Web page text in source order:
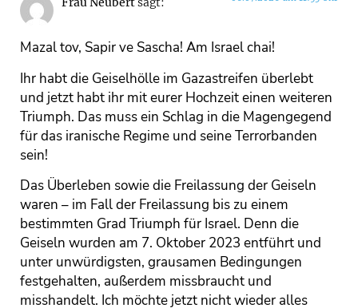
Frau Neubertsagt:
Mazal tov, Sapir ve Sascha! Am Israel chai!
Ihr habt die Geiselhölle im Gazastreifen überlebt
und jetzt habt ihr mit eurer Hochzeit einen weiteren
Triumph. Das muss ein Schlag in die Magengegend
für das iranische Regime und seine Terrorbanden
sein!
Das Überleben sowie die Freilassung der Geiseln
waren – im Fall der Freilassung bis zu einem
bestimmten Grad Triumph für Israel. Denn die
Geiseln wurden am 7. Oktober 2023 entführt und
unter unwürdigsten, grausamen Bedingungen
festgehalten, außerdem missbraucht und
misshandelt. Ich möchte jetzt nicht wieder alles